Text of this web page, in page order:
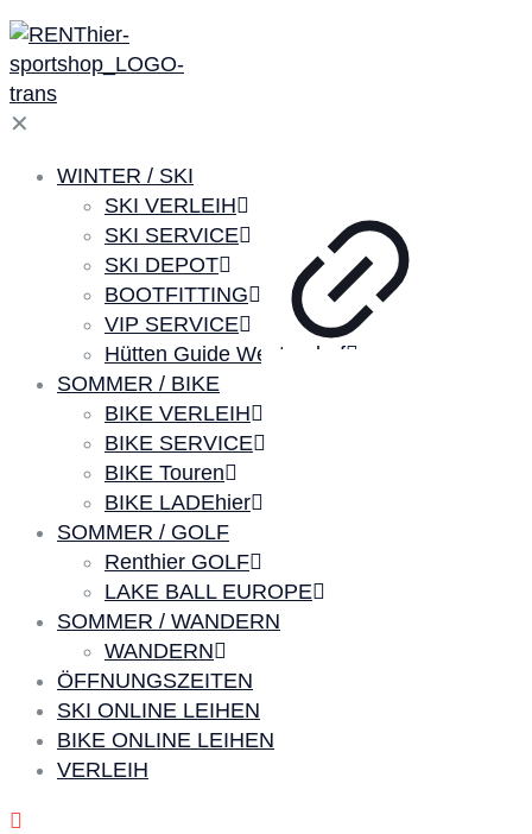
✕
WINTER / SKI
SKI VERLEIH
SKI SERVICE
SKI DEPOT
BOOTFITTING
VIP SERVICE
Hütten Guide Westendorf
SOMMER / BIKE
BIKE VERLEIH
BIKE SERVICE
BIKE Touren
BIKE LADEhier
SOMMER / GOLF
Renthier GOLF
LAKE BALL EUROPE
SOMMER / WANDERN
WANDERN
ÖFFNUNGSZEITEN
SKI ONLINE LEIHEN
BIKE ONLINE LEIHEN
VERLEIH